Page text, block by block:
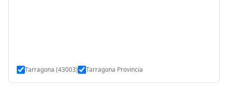
Tarragona (43003) Tarragona Provincia